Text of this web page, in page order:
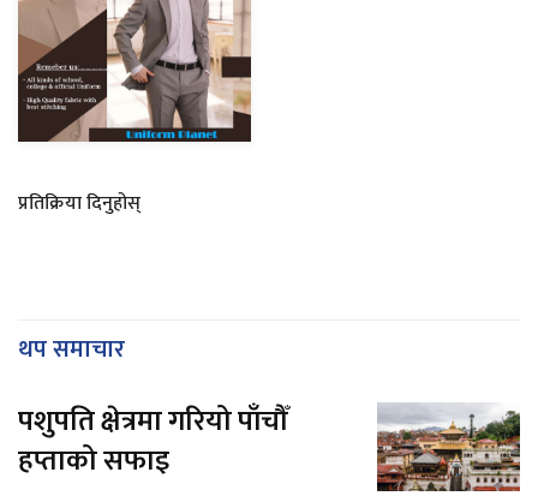
प्रतिक्रिया दिनुहोस्
थप समाचार
पशुपति क्षेत्रमा गरियो पाँचौँ
हप्ताको सफाइ